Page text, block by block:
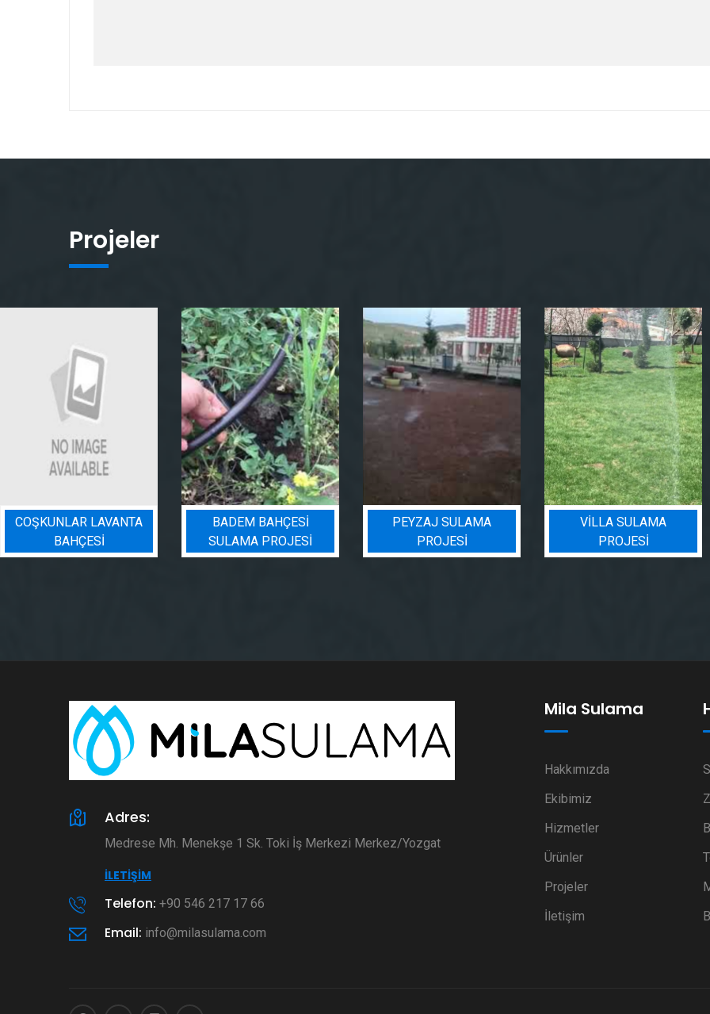
Projeler
BADEM BAHÇESI
SULAMA PROJESI
PEYZAJ SULAMA
PROJESI
VILLA SULAMA
PROJESI
BIN BADEM PROJESI
Adres:
Medrese Mh. Menekşe 1 Sk. Toki İş Merkezi Merkez/Yozgat
İLETIŞIM
Telefon: +90 546 217 17 66
Email: info@milasulama.com
Mila Sulama
Hakkımızda
Ekibimiz
Hizmetler
Ürünler
Projeler
İletişim